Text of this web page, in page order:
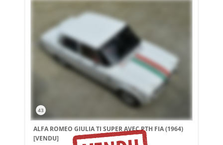
43
ALFA ROMEO GIULIA TI SUPER AVEC PTH FIA (1964)
[VENDU]